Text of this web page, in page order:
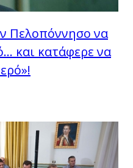
Πελοπόννησο να
και κατάφερε να